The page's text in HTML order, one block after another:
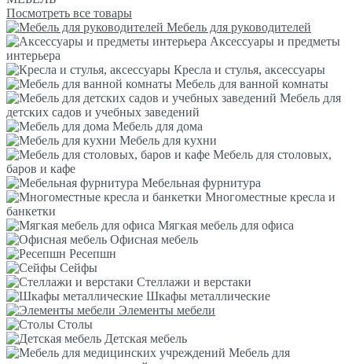
Посмотреть все товары
Мебель для руководителей
Аксессуары и предметы
интерьера
Кресла и стулья, аксессуары
Мебель для ванной комнаты
Мебель для
детских садов и учебных заведений
Мебель для дома
Мебель для кухни
Мебель для столовых,
баров и кафе
Мебельная фурнитура
Многоместные кресла и
банкетки
Мягкая мебель для офиса
Офисная мебель
Ресепшн
Сейфы
Стеллажи и верстаки
Шкафы металлические
Элементы мебели
Столы
Детская мебель
Мебель для